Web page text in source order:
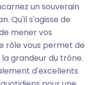
un souverain
Qu'il s'agisse de
mener vos
rôle vous permet de
grandeur du trône.
d'excellents